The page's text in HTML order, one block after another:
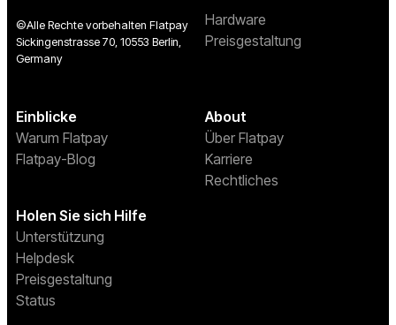
©Alle Rechte vorbehalten Flatpay
Sickingenstrasse 70, 10553 Berlin,
Germany
Hardware
Preisgestaltung
Einblicke
Warum Flatpay
Flatpay-Blog
About
Über Flatpay
Karriere
Rechtliches
Holen Sie sich Hilfe
Unterstützung
Helpdesk
Preisgestaltung
Status